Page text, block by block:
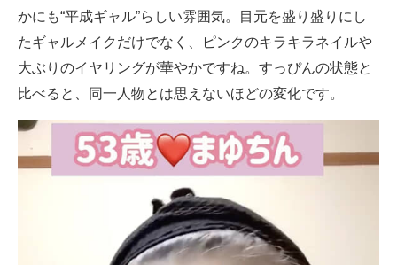
かにも“平成ギャル”らしい雰囲気。目元を盛り盛りにし
たギャルメイクだけでなく、ピンクのキラキラネイルや
大ぶりのイヤリングが華やかですね。すっぴんの状態と
比べると、同一人物とは思えないほどの変化です。